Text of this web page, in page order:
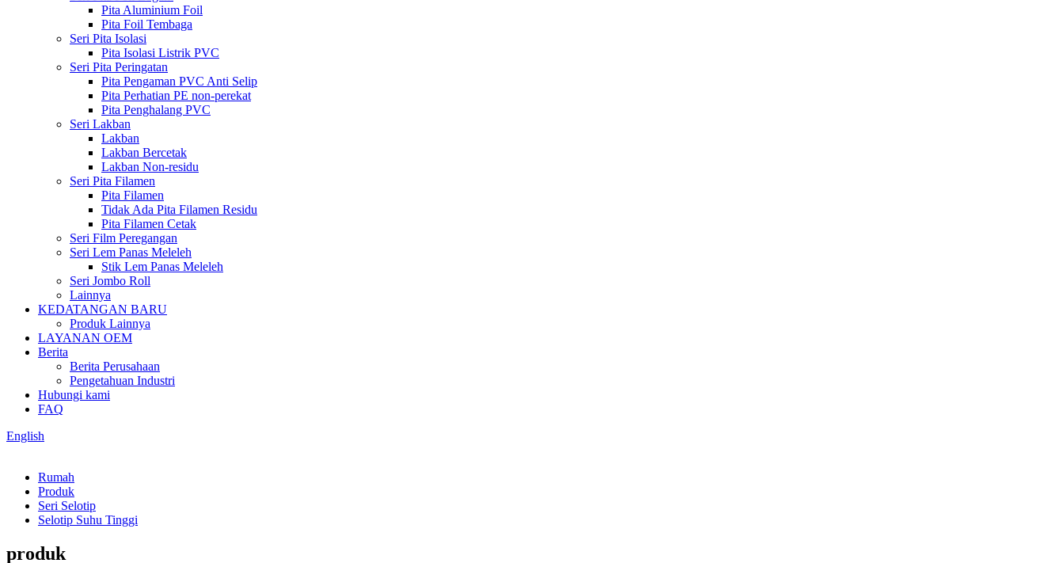
Pita Aluminium Foil
Pita Foil Tembaga
Seri Pita Isolasi
Pita Isolasi Listrik PVC
Seri Pita Peringatan
Pita Pengaman PVC Anti Selip
Pita Perhatian PE non-perekat
Pita Penghalang PVC
Seri Lakban
Lakban
Lakban Bercetak
Lakban Non-residu
Seri Pita Filamen
Pita Filamen
Tidak Ada Pita Filamen Residu
Pita Filamen Cetak
Seri Film Peregangan
Seri Lem Panas Meleleh
Stik Lem Panas Meleleh
Seri Jombo Roll
Lainnya
KEDATANGAN BARU
Produk Lainnya
LAYANAN OEM
Berita
Berita Perusahaan
Pengetahuan Industri
Hubungi kami
FAQ
English
Rumah
Produk
Seri Selotip
Selotip Suhu Tinggi
produk